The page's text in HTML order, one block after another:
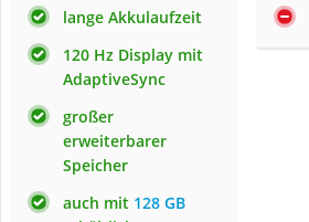
lange Akkulaufzeit
120 Hz Display mit
AdaptiveSync
großer
erweiterbarer
Speicher
auch mit 128 GB